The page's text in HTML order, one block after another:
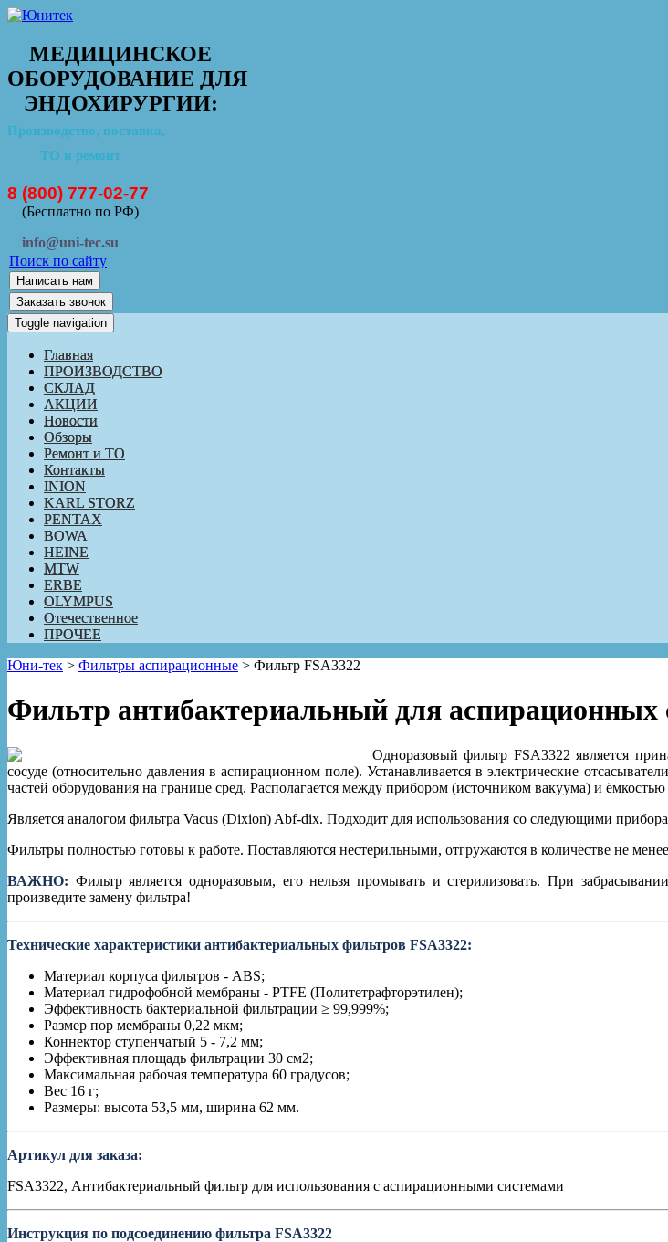
МЕДИЦИНСКОЕ
ОБОРУДОВАНИЕ ДЛЯ
ЭНДОХИРУРГИИ:
Производство, поставка,
ТО и ремонт
8 (800) 777-02-77
(Бесплатно по РФ)
info@uni-tec.su
Поиск по сайту
Написать нам
Заказать звонок
Toggle navigation
Главная
ПРОИЗВОДСТВО
СКЛАД
АКЦИИ
Новости
Обзоры
Ремонт и ТО
Контакты
INION
KARL STORZ
PENTAX
BOWA
HEINE
MTW
ERBE
OLYMPUS
Отечественное
ПРОЧЕЕ
Юни-тек > Фильтры аспирационные > Фильтр FSA3322
Фильтр антибактериальный для аспирационных
Одноразовый фильтр FSA3322 является
сосуде (относительно давления в аспирационном поле). Устанавливается в электрические
частей оборудования на границе сред. Располагается между прибором (источником вакуума) и
Является аналогом фильтра Vacus (Dixion) Abf-dix. Подходит для использования со следующими
Фильтры полностью готовы к работе. Поставляются нестерильными, отгружаются в количестве не
ВАЖНО: Фильтр является одноразовым, его нельзя промывать и стерилизовать. При
произведите замену фильтра!
Технические характеристики антибактериальных фильтров FSA3322:
Материал корпуса фильтров - ABS;
Материал гидрофобной мембраны - PTFE (Политетрафторэтилен);
Эффективность бактериальной фильтрации ≥ 99,999%;
Размер пор мембраны 0,22 мкм;
Коннектор ступенчатый 5 - 7,2 мм;
Эффективная площадь фильтрации 30 см2;
Максимальная рабочая температура 60 градусов;
Вес 16 г;
Размеры: высота 53,5 мм, ширина 62 мм.
Артикул для заказа:
FSA3322, Антибактериальный фильтр для использования с аспирационными системами
Инструкция по подсоединению фильтра FSA3322